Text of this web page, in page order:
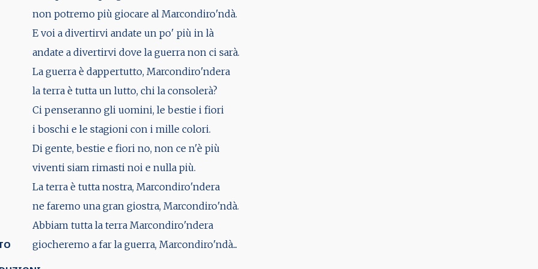
non potremo più giocare al Marcondiro'ndà.
E voi a divertirvi andate un po' più in là
andate a divertirvi dove la guerra non ci sarà.
La guerra è dappertutto, Marcondiro'ndera
la terra è tutta un lutto, chi la consolerà?
Ci penseranno gli uomini, le bestie i fiori
i boschi e le stagioni con i mille colori.
Di gente, bestie e fiori no, non ce n'è più
viventi siam rimasti noi e nulla più.
La terra è tutta nostra, Marcondiro'ndera
ne faremo una gran giostra, Marcondiro'ndà.
Abbiam tutta la terra Marcondiro'ndera
giocheremo a far la guerra, Marcondiro'ndà...